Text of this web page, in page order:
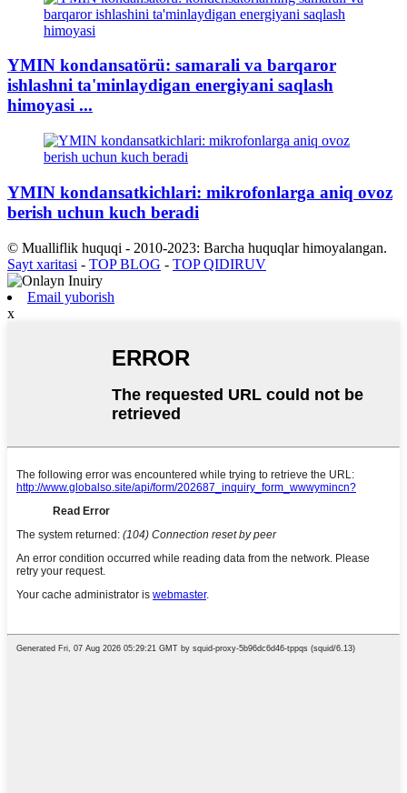
YMIN kondansatörü: samarali va barqaror
ishlashni ta'minlaydigan energiyani saqlash
himoyasi ...
YMIN kondansatkichlari: mikrofonlarga aniq ovoz
berish uchun kuch beradi
© Mualliflik huquqi - 2010-2023: Barcha huquqlar himoyalangan.
Sayt xaritasi - TOP BLOG - TOP QIDIRUV
Email yuborish
x